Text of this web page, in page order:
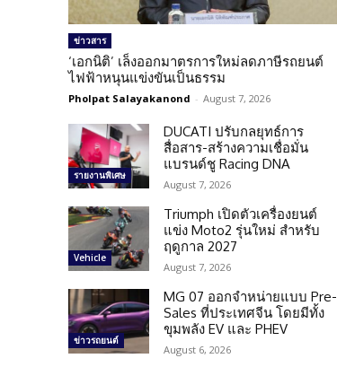
ข่าวสาร
‘เอกนิติ’ เล็งออกมาตรการใหม่ลดภาษีรถยนต์
ไฟฟ้าหนุนแข่งขันเป็นธรรม
Pholpat Salayakanond - August 7, 2026
รายงานพิเศษ
DUCATI ปรับกลยุทธ์การ
สื่อสาร-สร้างความเชื่อมั่น
แบรนด์ชู Racing DNA
August 7, 2026
Vehicle
Triumph เปิดตัวเครื่องยนต์
แข่ง Moto2 รุ่นใหม่ สำหรับ
ฤดูกาล 2027
August 7, 2026
ข่าวรถยนต์
MG 07 ออกจำหน่ายแบบ Pre-
Sales ที่ประเทศจีน โดยมีทั้ง
ขุมพลัง EV และ PHEV
August 6, 2026